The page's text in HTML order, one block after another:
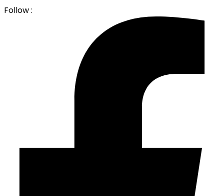
Follow :